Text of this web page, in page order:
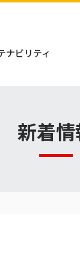
ナビリティ
新着